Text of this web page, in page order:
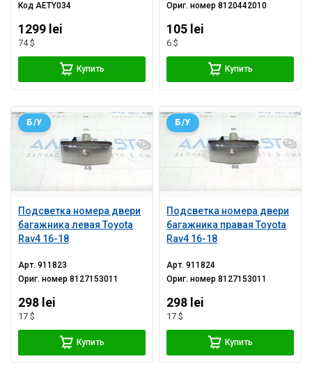
КодAETY034
1299 lei
74 $
Купить
Ориг. номер8120442010
105 lei
6 $
Купить
Подсветка номера двери
багажника левая Toyota
Rav4 16-18
Б/У
Арт.911823
Ориг. номер8127153011
298 lei
17 $
Купить
Подсветка номера двери
багажника правая Toyota
Rav4 16-18
Б/У
Арт.911824
Ориг. номер8127153011
298 lei
17 $
Купить